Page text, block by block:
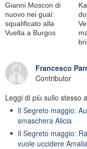
Gianni Moscon di
nuovo nei guai:
squalificato alla
Vuelta a Burgos
Francesco
Contributor
Leggi di più sullo stesso
Il Segreto maggio:
smaschera Alicia
Il Segreto maggio:
vuole uccidere